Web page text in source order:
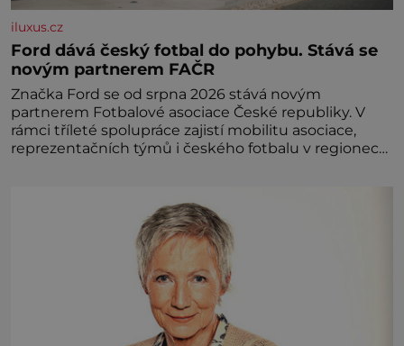
iluxus.cz
Ford dává český fotbal do pohybu. Stává se
novým partnerem FAČR
Značka Ford se od srpna 2026 stává novým
partnerem Fotbalové asociace České republiky. V
rámci tříleté spolupráce zajistí mobilitu asociace,
reprezentačních týmů i českého fotbalu v regionech.